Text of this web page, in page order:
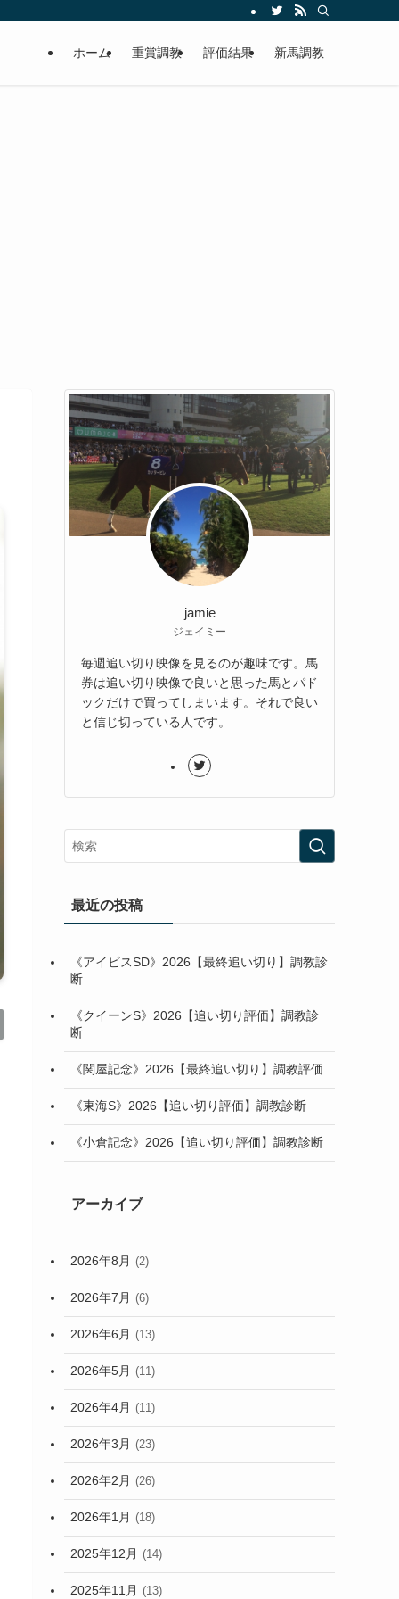
ホーム 重賞調教 評価結果 新馬調教
jamie
ジェイミー
毎週追い切り映像を見るのが趣味です。馬
券は追い切り映像で良いと思った馬とパド
ックだけで買ってしまいます。それで良い
と信じ切っている人です。
最近の投稿
《アイビスSD》2026【最終追い切り】調教診
断
《クイーンS》2026【追い切り評価】調教診
断
《関屋記念》2026【最終追い切り】調教評価
《東海S》2026【追い切り評価】調教診断
《小倉記念》2026【追い切り評価】調教診断
アーカイブ
2026年8月 (2)
2026年7月 (6)
2026年6月 (13)
2026年5月 (11)
2026年4月 (11)
2026年3月 (23)
2026年2月 (26)
2026年1月 (18)
2025年12月 (14)
2025年11月 (13)